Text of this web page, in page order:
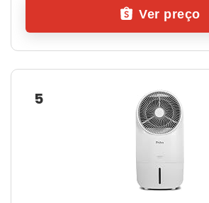
Ver preço
5